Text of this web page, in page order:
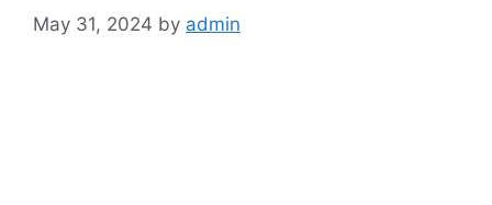
May 31, 2024 by admin